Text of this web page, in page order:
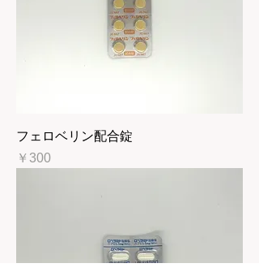
フェロベリン配合錠
価格
￥300